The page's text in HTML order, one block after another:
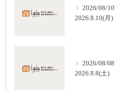
2026/08/10
2026.8.10(月)
2026/08/08
2026.8.8(土)